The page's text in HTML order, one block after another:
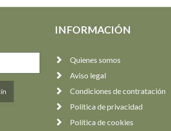
INFORMACIÓN
Quienes somos
Aviso legal
Condiciones de contratación
Política de privacidad
Política de cookies